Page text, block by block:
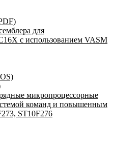
для
с использованием VASM
микропроцессорные
команд и повышенным
ST10F276